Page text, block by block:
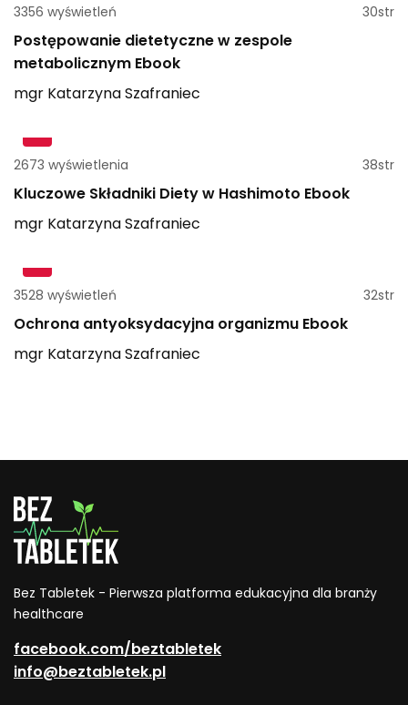
3356 wyświetleń 30str
Postępowanie dietetyczne w zespole
metabolicznym Ebook
mgr KatarzynaSzafraniec
2673 wyświetlenia 38str
Kluczowe Składniki Diety w Hashimoto Ebook
mgr KatarzynaSzafraniec
3528 wyświetleń 32str
Ochrona antyoksydacyjna organizmu Ebook
mgr KatarzynaSzafraniec
Bez Tabletek - Pierwsza platforma edukacyjna dla branży
healthcare
facebook.com/beztabletek
info@beztabletek.pl